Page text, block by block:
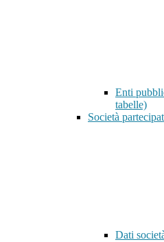
Enti
tabelle)
Società
Dati